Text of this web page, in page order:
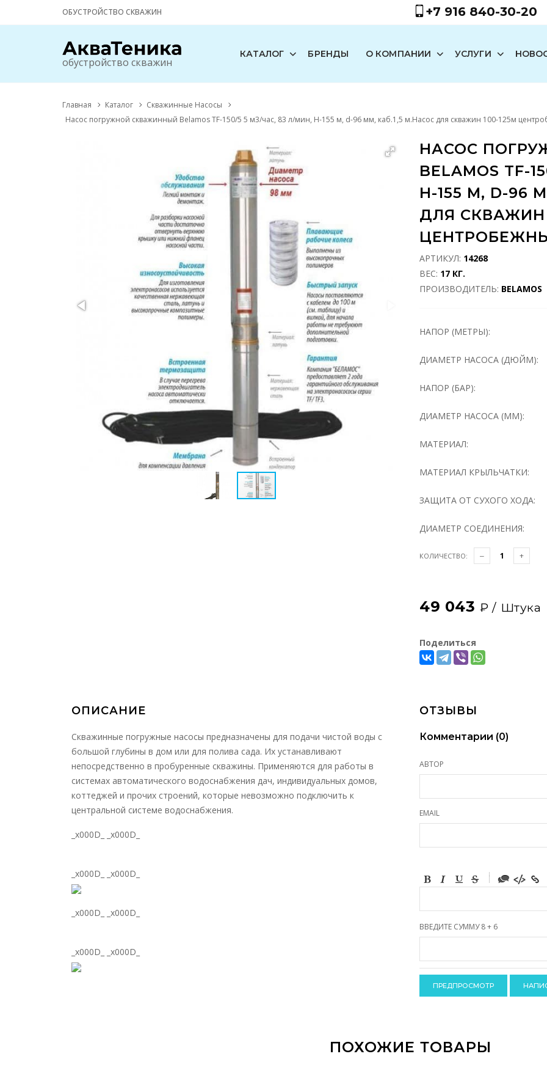
ОБУСТРОЙСТВО СКВАЖИН +7 916 840-30-20
обустройство скважин
КАТАЛОГ БРЕНДЫ О КОМПАНИИ УСЛУГИ
Главная Каталог
Скважинные Насосы
Насос погружной скважинный Belamos TF-150/5 5 м3/час, 83 л/мин, Н-155 м, d-96 мм, каб.1,5 м.Насос для скважин 100-125м
НАСОС
BELAMOS TF-
Н-155 М, D-96
ДЛЯ СКВАЖИН
АРТИКУЛ: 14268
ВЕС: 17 КГ.
ПРОИЗВОДИТЕЛЬ: BELAMOS
НАПОР (МЕТРЫ):
ДИАМЕТР НАСОСА (ДЮЙМ):
НАПОР (БАР):
ДИАМЕТР НАСОСА (ММ):
МАТЕРИАЛ:
МАТЕРИАЛ КРЫЛЬЧАТКИ:
ЗАЩИТА ОТ СУХОГО ХОДА:
ДИАМЕТР СОЕДИНЕНИЯ:
КОЛИЧЕСТВО:
49 043 ₽ / Штука
Поделиться
ОПИСАНИЕ
Cкважинные погружные насосы предназначены для подачи чистой воды с
большой глубины в дом или для полива сада. Их устанавливают
непосредственно в пробуренные скважины. Применяются для работы в
системах автоматического водоснабжения дач, индивидуальных домов,
коттеджей и прочих строений, которые невозможно подключить к
центральной системе водоснабжения.
_x000D_ _x000D_
_x000D_ _x000D_
_x000D_ _x000D_
_x000D_ _x000D_
ОТЗЫВЫ
Комментарии (0)
АВТОР
EMAIL
-
-
-
-
-
-
ВВЕДИТЕ СУММУ 8 + 6
ПОХОЖИЕ ТОВАРЫ